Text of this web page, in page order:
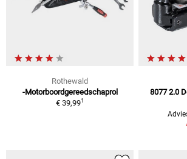
Rothewald
-Motorboordgereedschaprol
€ 39,991
8077 2.0